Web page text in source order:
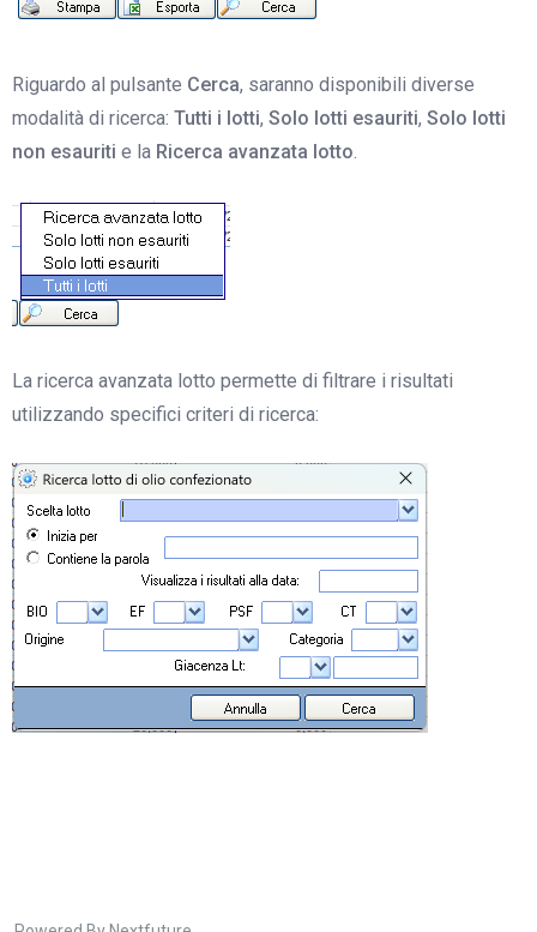
Riguardo al pulsante Cerca, saranno disponibili diverse
modalità di ricerca: Tutti i lotti, Solo lotti esauriti, Solo lotti
non esauriti e la Ricerca avanzata lotto.
La ricerca avanzata lotto permette di filtrare i risultati
utilizzando specifici criteri di ricerca: